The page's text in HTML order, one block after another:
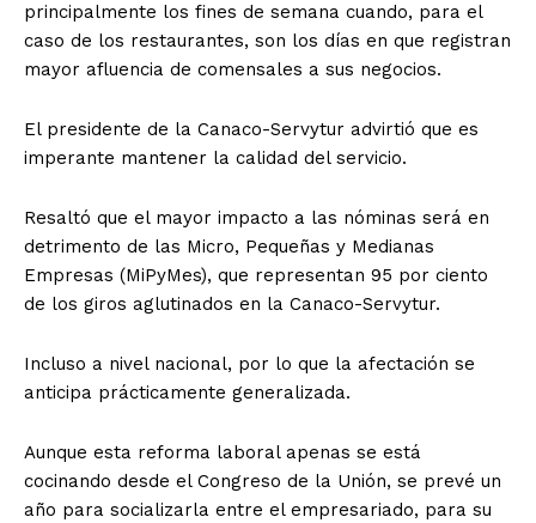
principalmente los fines de semana cuando, para el
caso de los restaurantes, son los días en que registran
mayor afluencia de comensales a sus negocios.
El presidente de la Canaco-Servytur advirtió que es
imperante mantener la calidad del servicio.
Resaltó que el mayor impacto a las nóminas será en
detrimento de las Micro, Pequeñas y Medianas
Empresas (MiPyMes), que representan 95 por ciento
de los giros aglutinados en la Canaco-Servytur.
Incluso a nivel nacional, por lo que la afectación se
anticipa prácticamente generalizada.
Aunque esta reforma laboral apenas se está
cocinando desde el Congreso de la Unión, se prevé un
año para socializarla entre el empresariado, para su